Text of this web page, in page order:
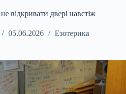
відкривати двері навстіж
05.06.2026 Езотерика